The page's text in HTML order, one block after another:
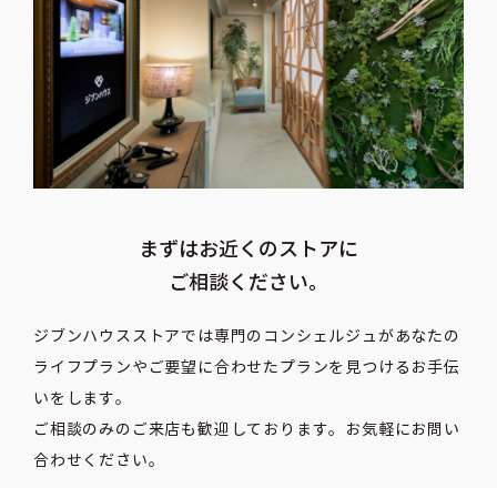
まずはお近くのストアに
ご相談ください。
ジブンハウスストアでは専門のコンシェルジュがあなたの
ライフプランや ご要望に合わせたプランを見つけるお手伝
いをします。
ご相談のみのご来店も歓迎しております。お気軽にお問い
合わせください。